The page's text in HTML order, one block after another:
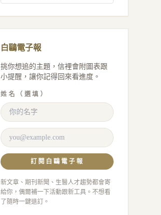
白鷗電子報
挑你想追的主題，信裡會附圖表跟
小提醒，讓你記得回來看進度。
姓名（選填）
訂閱白鷗電子報
新文章、期刊新聞、生醫人才趨勢都會寄
給你，偶爾補一下活動跟新工具。不想看
了隨時一鍵退訂。